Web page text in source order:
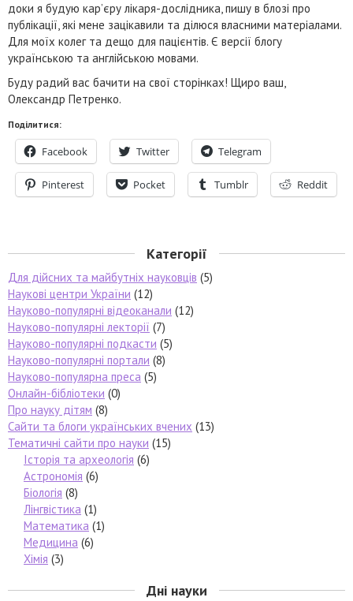
доки я будую кар’єру лікаря-дослідника, пишу в блозі про
публікації, які мене зацікавили та ділюся власними матеріалами.
Для моїх колег та дещо для пацієнтів. Є версії блогу
українською та англійською мовами.
Буду радий вас бачити на свої сторінках! Щиро ваш,
Олександр Петренко.
Поділитися:
Facebook Twitter Telegram
Pinterest Pocket Tumblr Reddit
Категорії
Для дійсних та майбутніх науковців (5)
Наукові центри України (12)
Науково-популярні відеоканали (12)
Науково-популярні лекторії (7)
Науково-популярні подкасти (5)
Науково-популярні портали (8)
Науково-популярна преса (5)
Онлайн-бібліотеки (0)
Про науку дітям (8)
Сайти та блоги українських вчених (13)
Тематичні сайти про науки (15)
Історія та археологія (6)
Астрономія (6)
Біологія (8)
Лінгвістика (1)
Математика (1)
Медицина (6)
Хімія (3)
Дні науки